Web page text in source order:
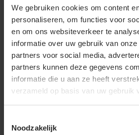
We gebruiken cookies om content
personaliseren, om functies voor
en om ons websiteverkeer te
informatie over uw gebruik van
partners voor social media,
partners kunnen deze gegevens
informatie die u aan ze heeft
verzameld op basis van uw gebruik
Noodzakelijk
onderzijde
Wasvoorschriften
Machinewasbaar volgens label
Niet bleken
Strijken volgens label
Unieke eigenschappen